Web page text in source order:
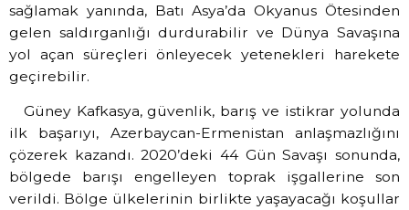
sağlamak yanında, Batı Asya’da Okyanus Ötesinden
gelen saldırganlığı durdurabilir ve Dünya Savaşına
yol açan süreçleri önleyecek yetenekleri harekete
geçirebilir.
Güney Kafkasya, güvenlik, barış ve istikrar yolunda
ilk başarıyı, Azerbaycan-Ermenistan anlaşmazlığını
çözerek kazandı. 2020’deki 44 Gün Savaşı sonunda,
bölgede barışı engelleyen toprak işgallerine son
verildi. Bölge ülkelerinin birlikte yaşayacağı koşullar